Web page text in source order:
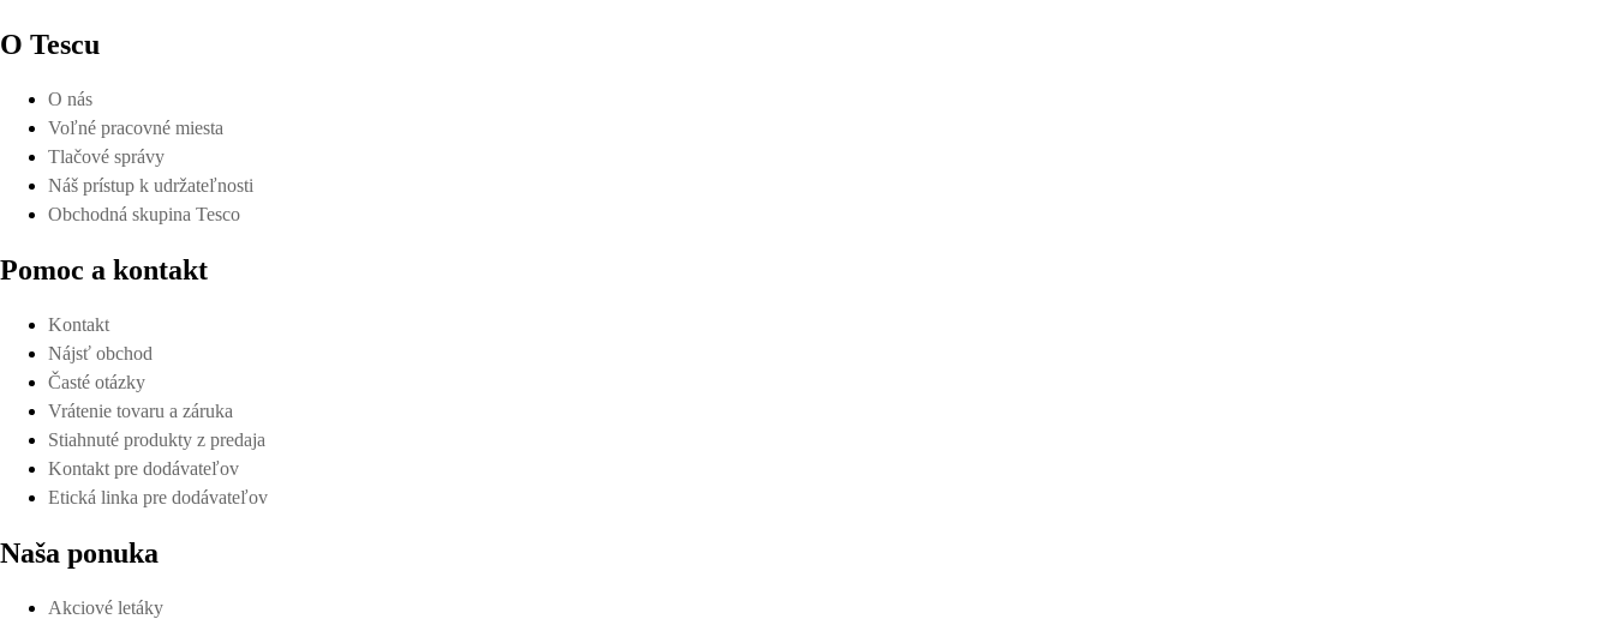
O Tescu
O nás
Voľné pracovné miesta
Tlačové správy
Náš prístup k udržateľnosti
Obchodná skupina Tesco
Pomoc a kontakt
Kontakt
Nájsť obchod
Časté otázky
Vrátenie tovaru a záruka
Stiahnuté produkty z predaja
Kontakt pre dodávateľov
Etická linka pre dodávateľov
Naša ponuka
Akciové letáky